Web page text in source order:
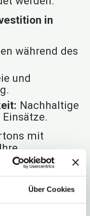
Über Cookies
in
während des
und
Nachhaltige
mit